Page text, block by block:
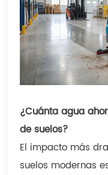
¿Cuánta agua
de suelos?
El impacto más
suelos modernas